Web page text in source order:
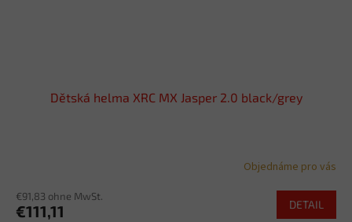
Dětská helma XRC MX Jasper 2.0 black/grey
Objednáme pro vás
€91,83 ohne MwSt.
€111,11 DETAIL